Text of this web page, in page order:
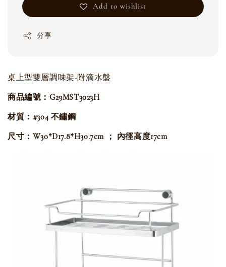
Add to wishlist
分享
桌上型雙層調味架-附滴水盤
商品編號：G29MST3023H
材質：#304 不鏽鋼
尺寸：W30*D17.8*H30.7cm ； 內徑高度17cm